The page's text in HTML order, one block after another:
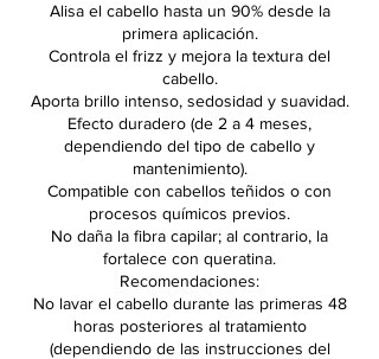
Alisa el cabello hasta un 90% desde la
primera aplicación.
Controla el frizz y mejora la textura del
cabello.
Aporta brillo intenso, sedosidad y suavidad.
Efecto duradero (de 2 a 4 meses,
dependiendo del tipo de cabello y
mantenimiento).
Compatible con cabellos teñidos o con
procesos químicos previos.
No daña la fibra capilar; al contrario, la
fortalece con queratina.
Recomendaciones:
No lavar el cabello durante las primeras 48
horas posteriores al tratamiento
(dependiendo de las instrucciones del